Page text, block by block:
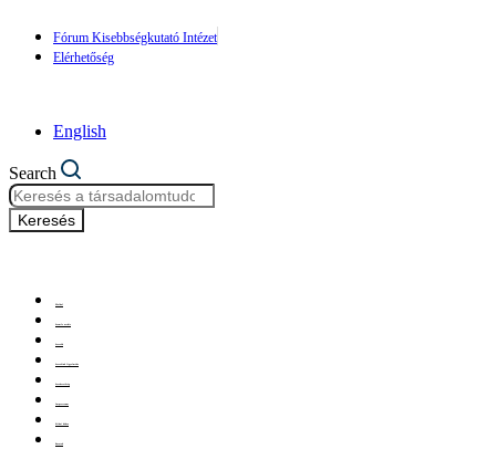
Fórum Kisebbségkutató Intézet
Elérhetőség
English
Search
Keresés